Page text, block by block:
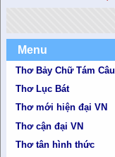
Menu
Thơ Bảy Chữ Tám Câu
Thơ Lục Bát
Thơ mới hiện đại VN
Thơ cận đại VN
Thơ tân hình thức